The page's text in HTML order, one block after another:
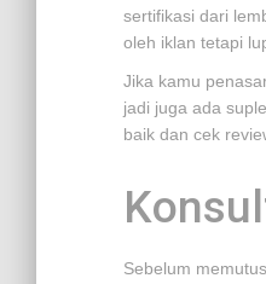
sertifikasi dari
oleh iklan tetapi
Jika kamu
jadi juga ada
baik dan cek
Sebelum